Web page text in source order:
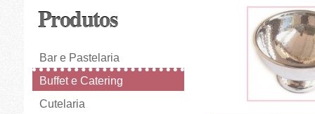
Produtos
Bar e Pastelaria
Buffet e Catering
Cutelaria